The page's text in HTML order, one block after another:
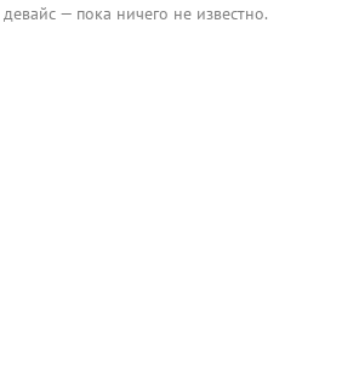
— пока ничего не известно.